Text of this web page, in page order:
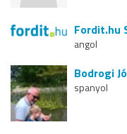
Fordit.hu
angol
Bodrogi
spanyol